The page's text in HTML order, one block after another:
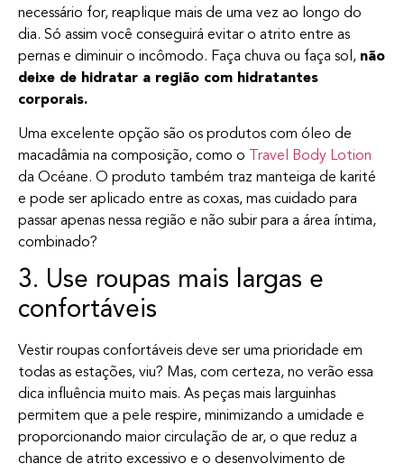
necessário for, reaplique mais de uma vez ao longo do
dia. Só assim você conseguirá evitar o atrito entre as
pernas e diminuir o incômodo. Faça chuva ou faça sol, não
deixe de hidratar a região com hidratantes
corporais.
Uma excelente opção são os produtos com óleo de
macadâmia na composição, como o
Travel Body Lotion
da Océane. O produto também traz manteiga de karité
e pode ser aplicado entre as coxas, mas cuidado para
passar apenas nessa região e não subir para a área íntima,
combinado?
3. Use roupas mais largas e
confortáveis
Vestir roupas confortáveis deve ser uma prioridade em
todas as estações, viu? Mas, com certeza, no verão essa
dica influência muito mais. As peças mais larguinhas
permitem que a pele respire, minimizando a umidade e
proporcionando maior circulação de ar, o que reduz a
chance de atrito excessivo e o desenvolvimento de